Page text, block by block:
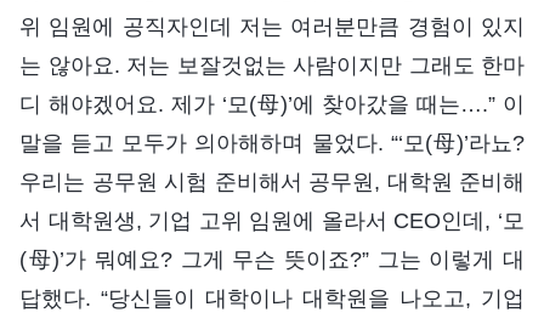
위 임원에 공직자인데 저는 여러분만큼 경험이 있지
는 않아요. 저는 보잘것없는 사람이지만 그래도 한마
디 해야겠어요. 제가 ‘모(母)’에 찾아갔을 때는….” 이
말을 듣고 모두가 의아해하며 물었다. “‘모(母)’라뇨?
우리는 공무원 시험 준비해서 공무원, 대학원 준비해
서 대학원생, 기업 고위 임원에 올라서 CEO인데, ‘모
(母)’가 뭐예요? 그게 무슨 뜻이죠?” 그는 이렇게 대
답했다. “당신들이 대학이나 대학원을 나오고, 기업